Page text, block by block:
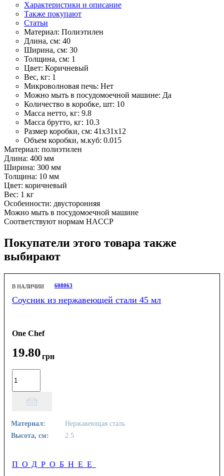
Характеристики и описание
Также покупают
Статьи
Материал: Полиэтилен
Длина, см: 40
Ширина, см: 30
Толщина, см: 1
Цвет: Коричневый
Вес, кг: 1
Микроволновая печь: Нет
Можно мыть в посудомоечной машине: Да
Количество в коробке, шт: 10
Масса нетто, кг: 9.8
Масса брутто, кг: 10.3
Размер коробки, см: 41х31х12
Объем коробки, м.куб: 0.015
Материал: полиэтилен
Длина: 400 мм
Ширина: 300 мм
Толщина: 10 мм
Цвет: коричневый
Вес: 1 кг
Особенности: двусторонняя
Можно мыть в посудомоечной машине
Соответствуют нормам HACCP
Покупатели этого товара также
выбирают
В НАЛИЧИИ 608063
Соусник из нержавеющей стали 45 мл
One Chef
19.80грн
Материал:
Нержавеющая сталь
Высота, см:
2.5
ПОДРОБНЕЕ